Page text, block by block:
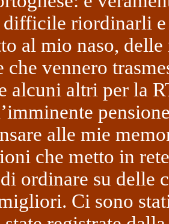
difficile riordinarli
al mio naso,
che vennero
alcuni altri per la
alle mie
che metto in
ordinare su delle
Ci sono